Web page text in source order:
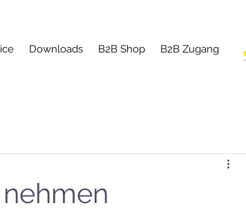
Downloads B2B Shop B2B Zugang